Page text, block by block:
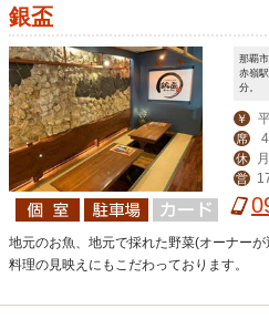
銀盃
那覇
赤嶺
分。
￥
席
休
変動
営
地元のお魚、地元で採れた野菜(オーナー
料理の見映えにもこだわっております。